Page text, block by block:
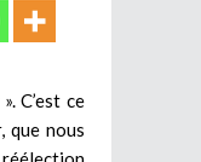
». C’est ce
que nous